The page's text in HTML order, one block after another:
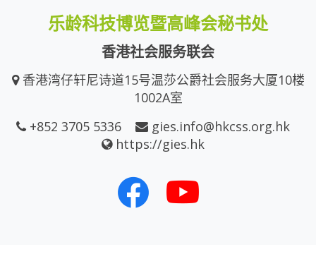
乐龄科技博览暨高峰会秘书处
香港社会服务联会
香港湾仔轩尼诗道15号温莎公爵社会服务大厦10楼
1002A室
+852 3705 5336
gies.info@hkcss.org.hk
https://gies.hk